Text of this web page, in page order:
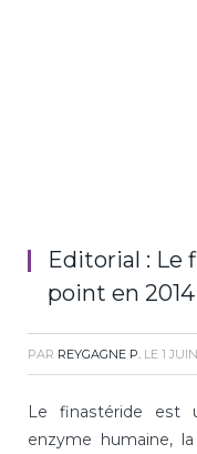
Editorial : Le
point en 2014
PAR REYGAGNE P. LE 1
Le finastéride est
enzyme humaine,